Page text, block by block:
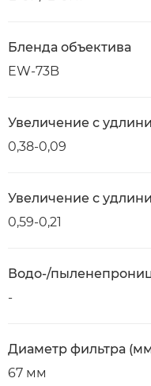
Бленда объектива
EW-73B
Увеличение с
0,38-0,09
Увеличение с
0,59-0,21
Водо-/
-
Диаметр фильтра
67 мм